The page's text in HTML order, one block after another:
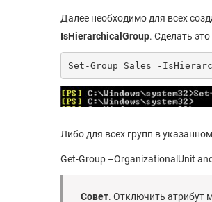
Далее необходимо для всех
IsHierarchicalGroup. Сделать
Set-Group Sales -
Либо для всех групп в
Get-Group –OrganizationalUnit
Совет. Отключить атрибут